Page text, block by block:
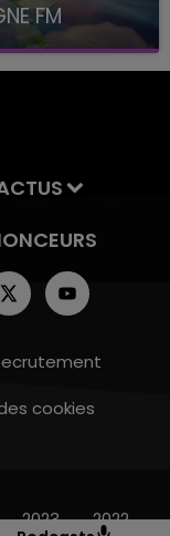
FM
cookies
2023 2022